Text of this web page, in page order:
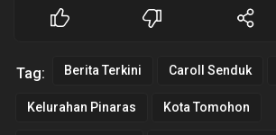
Tag: Berita Terkini Caroll Senduk
Kelurahan Pinaras Kota Tomohon